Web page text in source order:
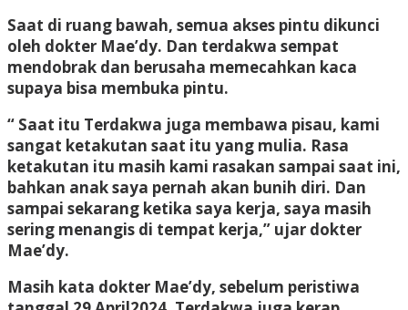
Saat di ruang bawah, semua akses pintu dikunci
oleh dokter Mae’dy. Dan terdakwa sempat
mendobrak dan berusaha memecahkan kaca
supaya bisa membuka pintu.
“ Saat itu Terdakwa juga membawa pisau, kami
sangat ketakutan saat itu yang mulia. Rasa
ketakutan itu masih kami rasakan sampai saat ini,
bahkan anak saya pernah akan bunih diri. Dan
sampai sekarang ketika saya kerja, saya masih
sering menangis di tempat kerja,” ujar dokter
Mae’dy.
Masih kata dokter Mae’dy, sebelum peristiwa